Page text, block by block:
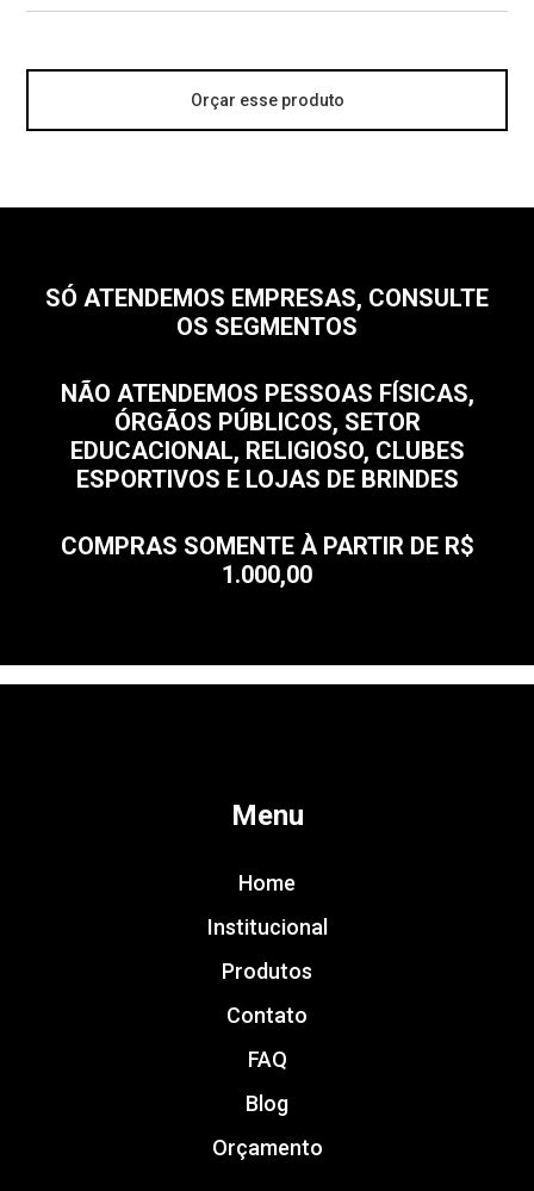
Orçar esse produto
SÓ ATENDEMOS EMPRESAS, CONSULTE
OS SEGMENTOS
NÃO ATENDEMOS PESSOAS FÍSICAS,
ÓRGÃOS PÚBLICOS, SETOR
EDUCACIONAL, RELIGIOSO, CLUBES
ESPORTIVOS E LOJAS DE BRINDES
COMPRAS SOMENTE À PARTIR DE R$
1.000,00
Menu
Home
Institucional
Produtos
Contato
FAQ
Blog
Orçamento